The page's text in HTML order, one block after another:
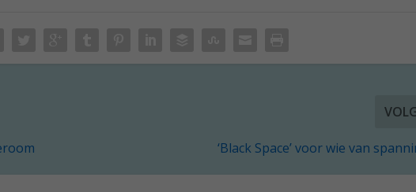
‘Black Space’ voor wie van